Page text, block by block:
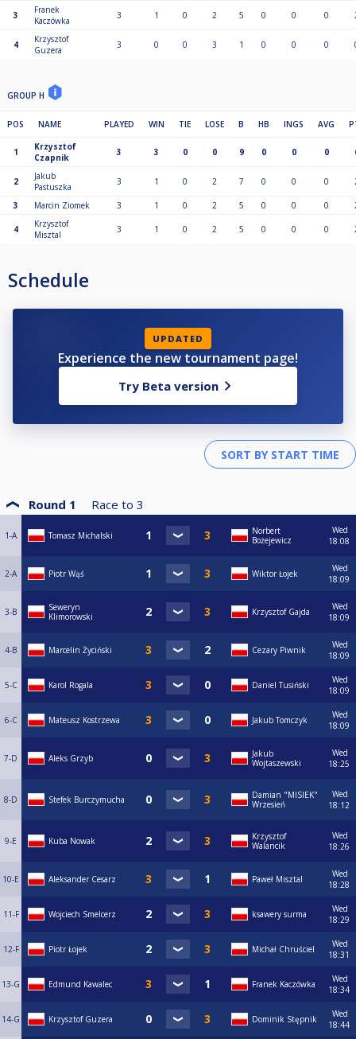
3
Franek
Kaczówka
3 1 0 2 5 0 0 0
4
Krzysztof
Guzera
3 0 0 3 1 0 0 0
GROUP H
POS NAME PLAYED WIN TIE LOSE B HB INGS AVG
1
Krzysztof
Czapnik
3 3 0 0 9 0 0 0
2
Jakub
Pastuszka
3 1 0 2 7 0 0 0
3 Marcin Ziomek 3 1 0 2 5 0 0 0
4
Krzysztof
Misztal
3 1 0 2 5 0 0 0
Schedule
UPDATED
Experience the new tournament page!
Try Beta version
Round 1 Race to 3
1-A Tomasz Michalski
Norbert
Bożejewicz
Wed
18:08
2-A Piotr Wąś Wiktor Łojek
Wed
18:09
3-B
Seweryn
Klimorowski
Krzysztof Gajda
Wed
18:09
4-B Marcelin Życiński Cezary Piwnik
Wed
18:09
5-C Karol Rogala Daniel Tusiński
Wed
18:09
6-C Mateusz Kostrzewa Jakub Tomczyk
Wed
18:09
7-D Aleks Grzyb
Jakub
Wojtaszewski
Wed
18:25
8-D Stefek Burczymucha
Damian "MISIEK"
Wrzesień
Wed
18:12
9-E Kuba Nowak
Krzysztof
Walancik
Wed
18:26
10-E Aleksander Cesarz Paweł Misztal
Wed
18:28
11-F Wojciech Smelcerz ksawery surma
Wed
18:29
12-F Piotr Łojek Michał Chruściel
Wed
18:31
13-G Edmund Kawalec Franek Kaczówka
Wed
18:34
14-G Krzysztof Guzera Dominik Stępnik
Wed
18:44